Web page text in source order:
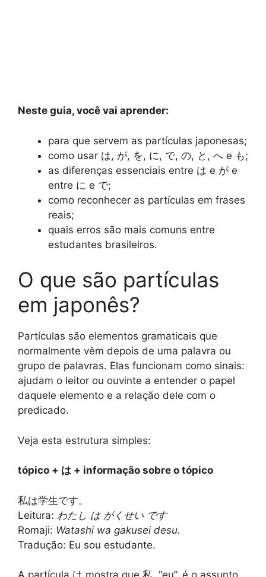
Neste guia, você vai aprender:
para que servem as partículas japonesas;
como usar は, が, を, に, で, の, と, へ e も;
as diferenças essenciais entre は e が e
entre に e で;
como reconhecer as partículas em frases
reais;
quais erros são mais comuns entre
estudantes brasileiros.
O que são partículas
em japonês?
Partículas são elementos gramaticais que
normalmente vêm depois de uma palavra ou
grupo de palavras. Elas funcionam como sinais:
ajudam o leitor ou ouvinte a entender o papel
daquele elemento e a relação dele com o
predicado.
Veja esta estrutura simples:
tópico + は + informação sobre o tópico
私は学生です。
Leitura: わたし は がくせい です
Romaji: Watashi wa gakusei desu.
Tradução: Eu sou estudante.
A partícula は mostra que 私, “eu”, é o assunto